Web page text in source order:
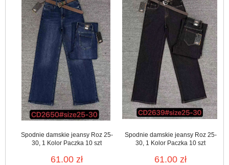
Spodnie damskie jeansy Roz 25-
30, 1 Kolor Paczka 10 szt
61.00 zł
Spodnie damskie jeansy Roz 25-
30, 1 Kolor Paczka 10 szt
61.00 zł